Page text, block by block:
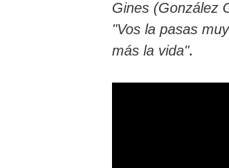
Gines (González
"Vos la pasas
más la vida".